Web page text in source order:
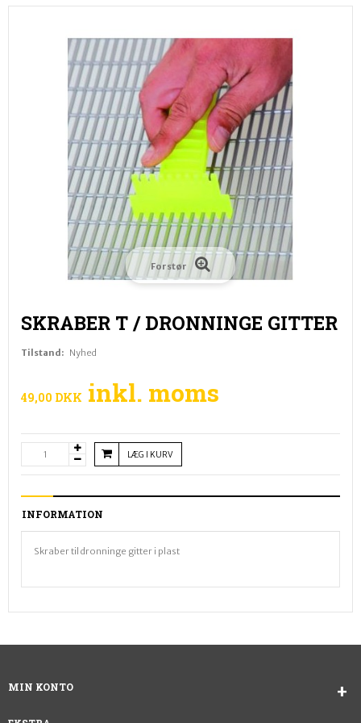
Forstør
SKRABER T / DRONNINGE GITTER
Tilstand: Nyhed
49,00 DKK inkl. moms
LÆG I KURV
INFORMATION
Skraber til dronninge gitter i plast
MIN KONTO